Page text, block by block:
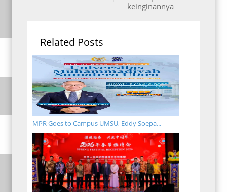
keinginannya
Related Posts
MPR Goes to Campus UMSU, Eddy Soepa...